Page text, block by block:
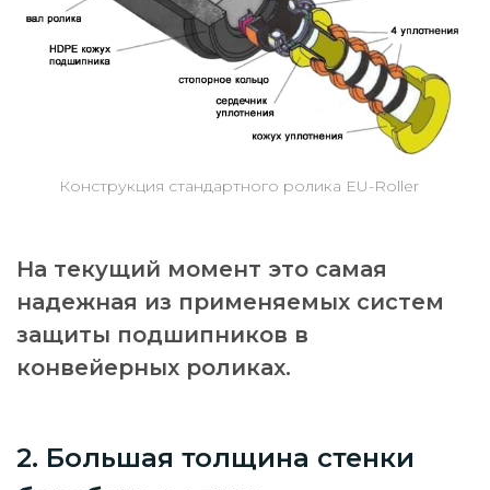
Конструкция стандартного ролика EU-Roller
На текущий момент это самая
надежная из применяемых систем
защиты подшипников в
конвейерных роликах.
2. Большая толщина стенки